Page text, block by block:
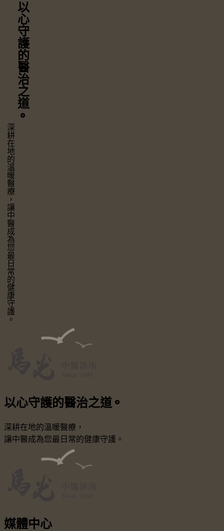
以心守護
的醫治之道
⚬
深耕在地的溫暖醫療，
讓中醫成為您最日常的健康守護。
以心守護的醫治之道 ⚬
深耕在地的溫暖醫療，
讓中醫成為您最日常的健康守護。
媒體中心